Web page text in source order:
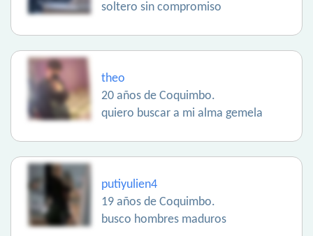
soltero sin compromiso
theo
20 años de Coquimbo.
quiero buscar a mi alma gemela
putiyulien4
19 años de Coquimbo.
busco hombres maduros